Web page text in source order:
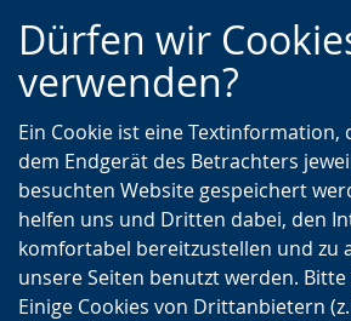
Zur
Zur
Zum
Inhalt
Dürfen wir
verwenden?
Ein Cookie ist eine Textinformation,
dem Endgerät des Betrachters
besuchten Website gespeichert
helfen uns und Dritten dabei, den
komfortabel bereitzustellen und zu
unsere Seiten benutzt werden. Bitte
Einige Cookies von Drittanbietern